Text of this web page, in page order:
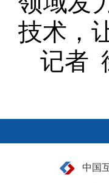
技术，
记者
中国